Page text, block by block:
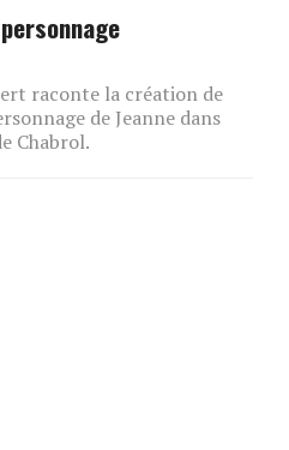
raconte la création de
de Jeanne dans
Chabrol.